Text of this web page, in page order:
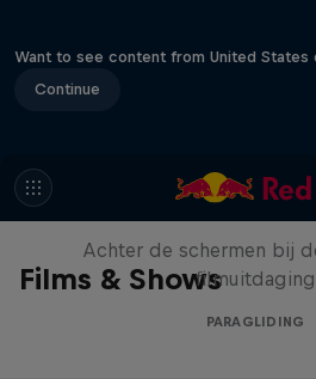
Want to see content from United States
Continue
Films & Shows
The Making of
VR
Achter de schermen bij
filmuitdaging
PARAGLIDING